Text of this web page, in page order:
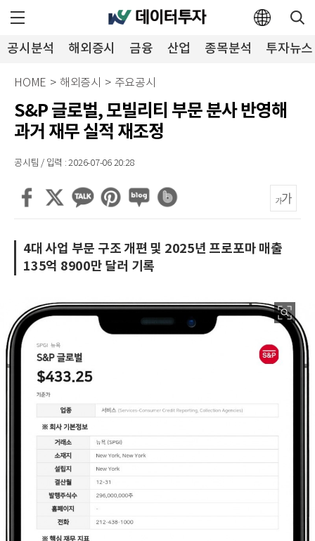
공시분석 해외증시 금융 산업 종목분석 투자뉴스
HOME > 해외증시 > 주요공시
S&P 글로벌, 모빌리티 부문 분사 반영해
과거 재무 실적 재조정
공시팀 / 입력 : 2026-07-06 20:28
4대 사업 부문 구조 개편 및 2025년 프로포마 매출
135억 8900만 달러 기록